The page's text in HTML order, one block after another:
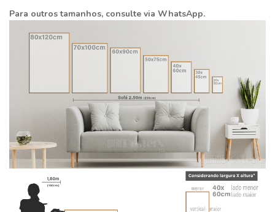
Para outros tamanhos, consulte via WhatsApp.